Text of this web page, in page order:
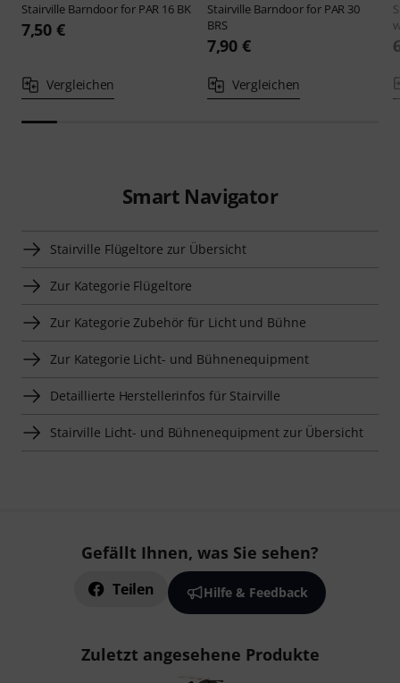
Stairville Barndoor for PAR 16 BK
7,50 €
Vergleichen
Stairville Barndoor for PAR 30
BRS
7,90 €
Vergleichen
Smart Navigator
Stairville Flügeltore zur Übersicht
Zur Kategorie Flügeltore
Zur Kategorie Zubehör für Licht und Bühne
Zur Kategorie Licht- und Bühnenequipment
Detaillierte Herstellerinfos für Stairville
Stairville Licht- und Bühnenequipment zur Übersicht
Gefällt Ihnen, was Sie sehen?
Teilen Hilfe & Feedback
Zuletzt angesehene Produkte